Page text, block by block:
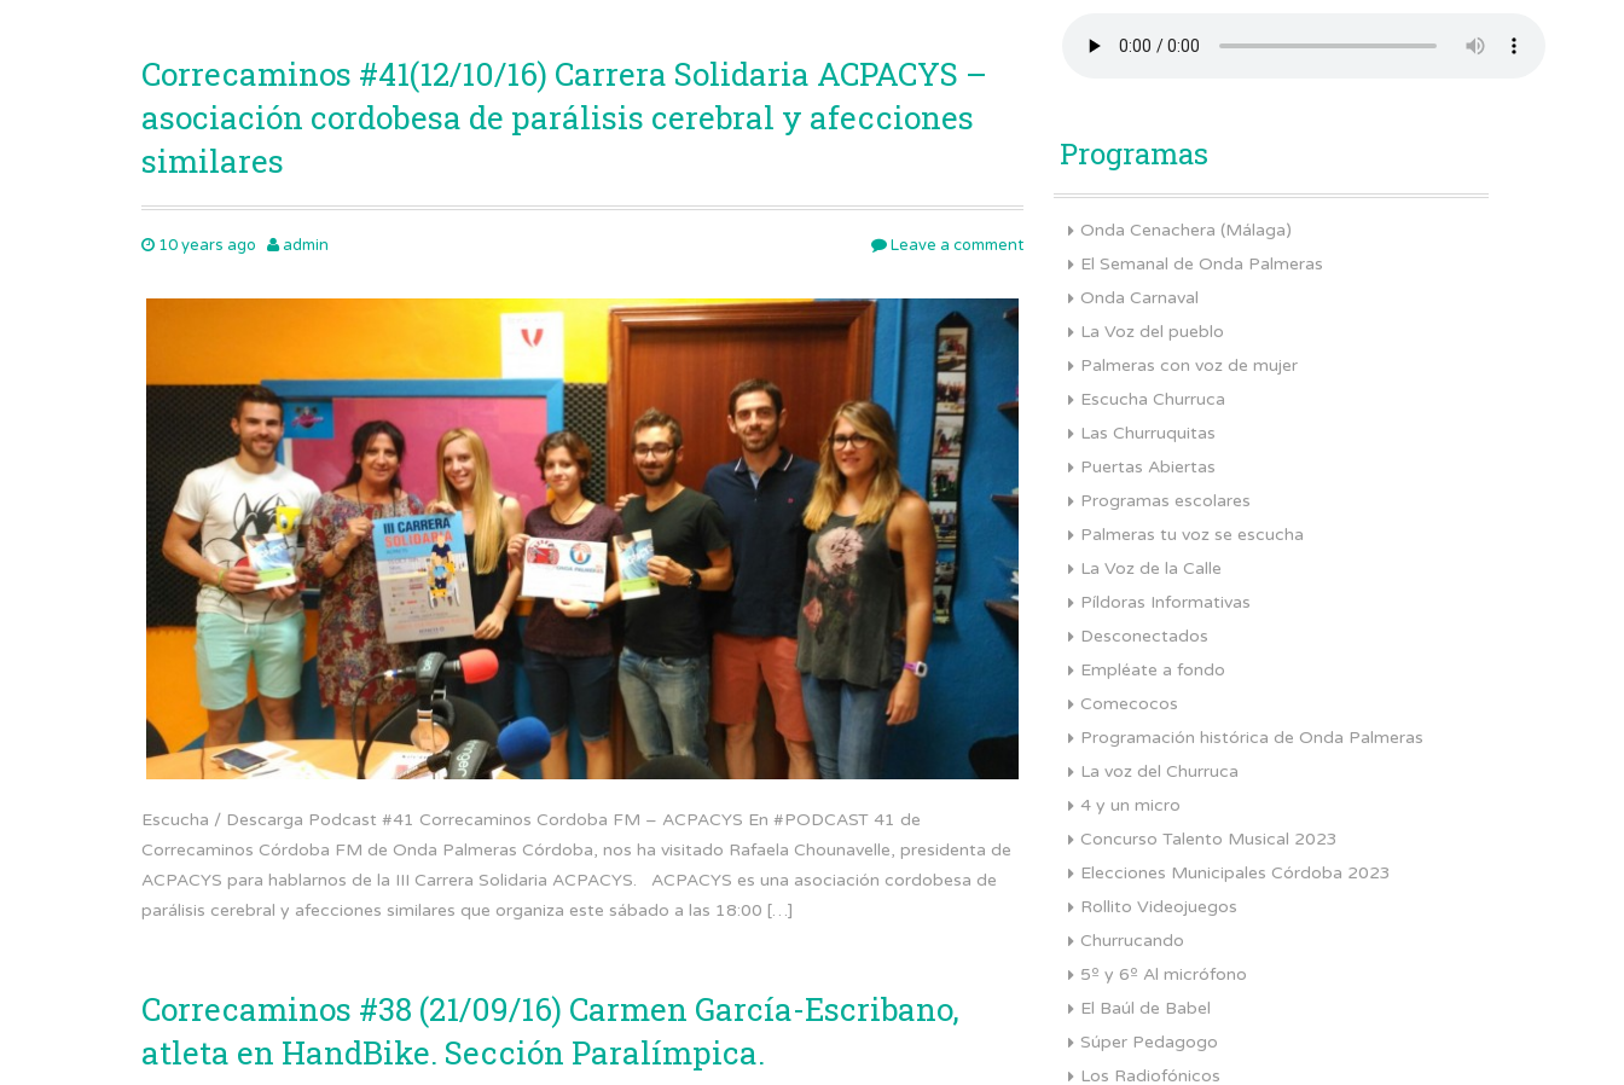
Correcaminos #41(12/10/16) Carrera Solidaria ACPACYS –
asociación cordobesa de parálisis cerebral y afecciones
similares
10 years ago admin Leave a comment
Escucha / Descarga Podcast #41 Correcaminos Cordoba FM – ACPACYS En #PODCAST 41 de
Correcaminos Córdoba FM de Onda Palmeras Córdoba, nos ha visitado Rafaela Chounavelle, presidenta de
ACPACYS para hablarnos de la III Carrera Solidaria ACPACYS. ACPACYS es una asociación cordobesa de
parálisis cerebral y afecciones similares que organiza este sábado a las 18:00 […]
Correcaminos #38 (21/09/16) Carmen García-Escribano,
atleta en HandBike. Sección Paralímpica.
Programas
Onda Cenachera (Málaga)
El Semanal de Onda Palmeras
Onda Carnaval
La Voz del pueblo
Palmeras con voz de mujer
Escucha Churruca
Las Churruquitas
Puertas Abiertas
Programas escolares
Palmeras tu voz se escucha
La Voz de la Calle
Píldoras Informativas
Desconectados
Empléate a fondo
Comecocos
Programación histórica de Onda Palmeras
La voz del Churruca
4 y un micro
Concurso Talento Musical 2023
Elecciones Municipales Córdoba 2023
Rollito Videojuegos
Churrucando
5º y 6º Al micrófono
El Baúl de Babel
Súper Pedagogo
Los Radiofónicos